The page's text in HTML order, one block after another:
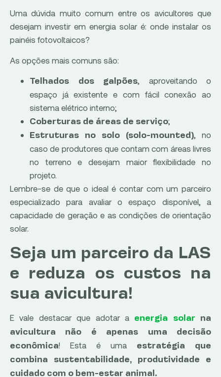
Uma dúvida muito comum entre os avicultores que
desejam investir em energia solar é: onde instalar os
painéis fotovoltaicos?
As opções mais comuns são:
Telhados dos galpões, aproveitando o
espaço já existente e com fácil conexão ao
sistema elétrico interno;
Coberturas de áreas de serviço;
Estruturas no solo (solo-mounted), no
caso de produtores que contam com áreas livres
no terreno e desejam maior flexibilidade no
projeto.
Lembre-se de que o ideal é contar com um parceiro
especializado para avaliar o espaço disponível, a
capacidade de geração e as condições de orientação
solar.
Seja um parceiro da LAS
e reduza os custos na
sua avicultura!
E vale destacar que adotar a energia solar na
avicultura não é apenas uma decisão
econômica! Esta é uma estratégia que
combina sustentabilidade, produtividade e
cuidado com o bem-estar animal.